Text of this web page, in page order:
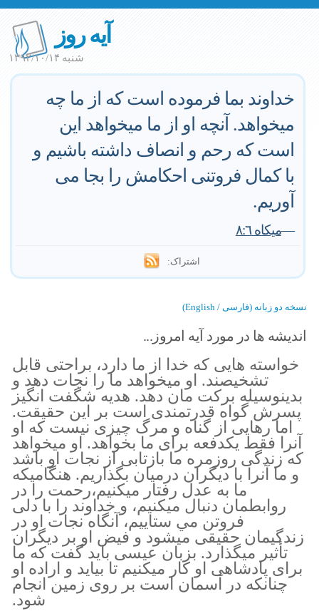
آیه روز
شنبه ۱۳۹۲/۱۰/۱۴
خداوند بما فرموده است كه از ما چه
ميخواهد. آنچه او از ما ميخواهد اين
است كه رحم و انصاف داشته باشيم و
با كمال فروتنى احكامش را بجا مى
آوريم.
—ميكاه ٨:٦
اشتراک:
نسخه دو زبانه (فارسی / English)
اندیشه ها در مورد آیه امروز...
خواسته هايى كه خدا از ما دارد، براحتى قابل
تشخيصند. او ميخواهد ما را نجات دهد و
بدينوسيله بركت مان دهد. هديه شگفت انگيز
پسرش گواه قدرتمندى است بر اين حقيقت.
اما رهايى از گناه و مرگ چيزى نيست كه او
آنرا فقط يكدفعه براى ما بخواهد. او ميخواهد
كه زندگى روزمره ما بازتابى از نجات او باشد
و ما آنرا با ديگران درميان بگذاريم. هنگاميكه
ما به عدل رفتار ميكنيم،رحمت را در
روابطمان دنبال ميكنيم، و خداوند را با دلى
فروتن مي ستاييم، آنگاه نجات او در
زندگيمان حقيقى ميشود و فيض او بر ديگران
تأثير ميگذارد. بزبان عيسى بايد گفت كه ما
براى پادشاهى او كار ميكنيم تا بيايد و اراده او
چنانكه در آسمان است بر روى زمين انجام
شود.